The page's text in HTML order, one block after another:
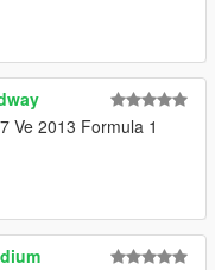
Ve 2013 Formula 1